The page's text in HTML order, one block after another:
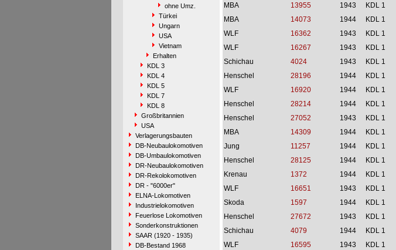
ohne Umz.
Türkei
Ungarn
USA
Vietnam
Erhalten
KDL 3
KDL 4
KDL 5
KDL 7
KDL 8
Großbritannien
USA
Verlagerungsbauten
DB-Neubaulokomotiven
DB-Umbaulokomotiven
DR-Neubaulokomotiven
DR-Rekolokomotiven
DR - "6000er"
ELNA-Lokomotiven
Industrielokomotiven
Feuerlose Lokomotiven
Sonderkonstruktionen
SAAR (1920 - 1935)
DB-Bestand 1968
MBA
13955 1943 KDL 1
MBA
14073 1944 KDL 1
WLF
16362 1943 KDL 1
WLF
16267 1943 KDL 1
Schichau
4024 1943 KDL 1
Henschel
28196 1944 KDL 1
WLF
16920 1944 KDL 1
Henschel
28214 1944 KDL 1
Henschel
27052 1943 KDL 1
MBA
14309 1944 KDL 1
Jung
11257 1944 KDL 1
Henschel
28125 1944 KDL 1
Krenau
1372 1944 KDL 1
WLF
16651 1943 KDL 1
Skoda
1597 1944 KDL 1
Henschel
27672 1943 KDL 1
Schichau
4079 1944 KDL 1
WLF
16595 1943 KDL 1